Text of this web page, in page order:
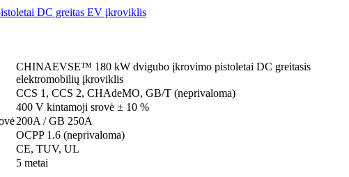
CHINAEVSE™️ 180 kW dvigubo įkrovimo pistoletai DC greitasis
elektromobilių įkroviklis
CCS 1, CCS 2, CHAdeMO, GB/T (neprivaloma)
400 V kintamoji srovė ± 10 %
200A / GB 250A
OCPP 1.6 (neprivaloma)
CE, TUV, UL
5 metai